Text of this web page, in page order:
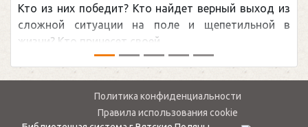
Кто из них победит? Кто найдет верный выход из
сложной ситуации на поле и щепетильной в
жизни? Кто принесет своей ...
Политика конфиденциальности
Правила использования cookie